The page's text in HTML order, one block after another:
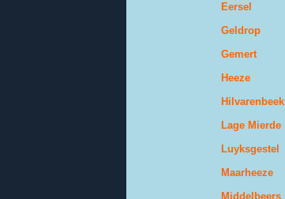
Eersel
Geldrop
Gemert
Heeze
Hilvarenbeek
Lage Mierde
Luyksgestel
Maarheeze
Middelbeers